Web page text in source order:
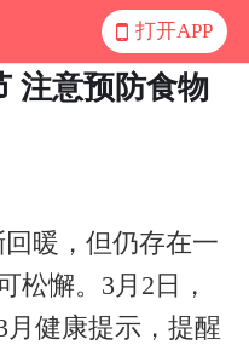
打开APP
注意预防食物
暖，但仍存在一
松懈。3月2日，
健康提示，提醒